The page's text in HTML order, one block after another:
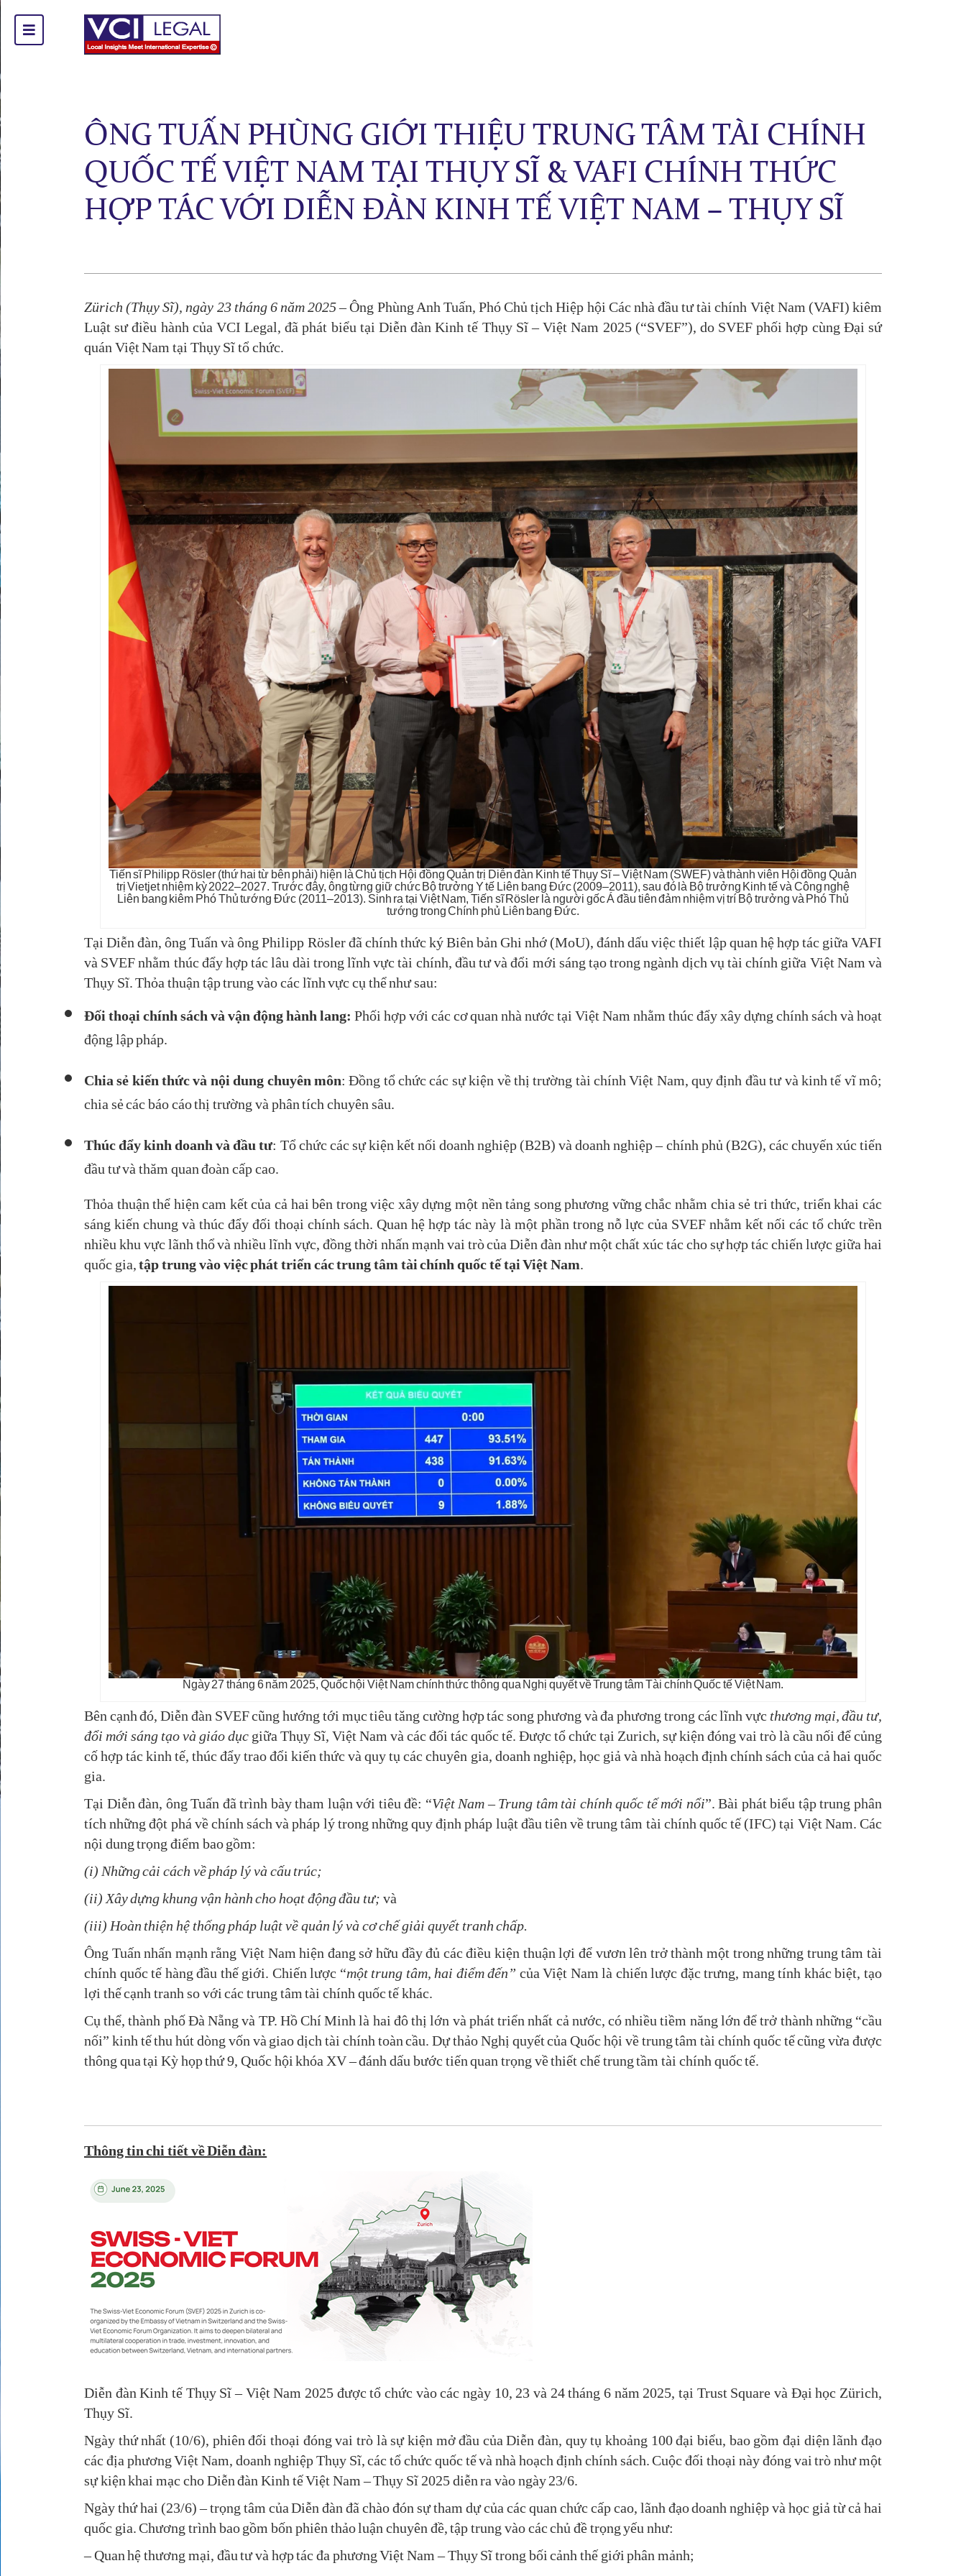
ÔNG TUẤN PHÙNG GIỚI THIỆU TRUNG TÂM TÀI CHÍNH
QUỐC TẾ VIỆT NAM TẠI THỤY SĨ & VAFI CHÍNH THỨC
HỢP TÁC VỚI DIỄN ĐÀN KINH TẾ VIỆT NAM – THỤY SĨ
Zürich (Thụy Sĩ), ngày 23 tháng 6 năm 2025– Ông Phùng Anh Tuấn, Phó Chủ tịch Hiệp hội Các nhà đầu tư tài chính Việt Nam (VAFI) kiêm
Luật sư điều hành của VCI Legal, đã phát biểu tại Diễn đàn Kinh tế Thụy Sĩ – Việt Nam 2025 (“SVEF”), do SVEF phối hợp cùng Đại sứ
quán Việt Nam tại Thụy Sĩ tổ chức.
Tiến sĩ Philipp Rösler (thứ hai từ bên phải) hiện là Chủ tịch Hội đồng Quản trị Diễn đàn Kinh tế Thụy Sĩ – Việt Nam (SWEF) và thành viên Hội đồng Quản
trị Vietjet nhiệm kỳ 2022–2027. Trước đây, ông từng giữ chức Bộ trưởng Y tế Liên bang Đức (2009–2011), sau đó là Bộ trưởng Kinh tế và Công nghệ
Liên bang kiêm Phó Thủ tướng Đức (2011–2013). Sinh ra tại Việt Nam, Tiến sĩ Rösler là người gốc Á đầu tiên đảm nhiệm vị trí Bộ trưởng và Phó Thủ
tướng trong Chính phủ Liên bang Đức.
Tại Diễn đàn, ông Tuấn và ông Philipp Rösler đã chính thức ký Biên bản Ghi nhớ (MoU), đánh dấu việc thiết lập quan hệ hợp tác giữa VAFI
và SVEF nhằm thúc đẩy hợp tác lâu dài trong lĩnh vực tài chính, đầu tư và đổi mới sáng tạo trong ngành dịch vụ tài chính giữa Việt Nam và
Thụy Sĩ. Thỏa thuận tập trung vào các lĩnh vực cụ thể như sau:
Đối thoại chính sách và vận động hành lang: Phối hợp với các cơ quan nhà nước tại Việt Nam nhằm thúc đẩy xây dựng chính sách và hoạt
động lập pháp.
Chia sẻ kiến thức và nội dung chuyên môn: Đồng tổ chức các sự kiện về thị trường tài chính Việt Nam, quy định đầu tư và kinh tế vĩ mô;
chia sẻ các báo cáo thị trường và phân tích chuyên sâu.
Thúc đẩy kinh doanh và đầu tư: Tổ chức các sự kiện kết nối doanh nghiệp (B2B) và doanh nghiệp – chính phủ (B2G), các chuyến xúc tiến
đầu tư và thăm quan đoàn cấp cao.
Thỏa thuận thể hiện cam kết của cả hai bên trong việc xây dựng một nền tảng song phương vững chắc nhằm chia sẻ tri thức, triển khai các
sáng kiến chung và thúc đẩy đối thoại chính sách. Quan hệ hợp tác này là một phần trong nỗ lực của SVEF nhằm kết nối các tổ chức trền
nhiều khu vực lãnh thổ và nhiều lĩnh vực, đồng thời nhấn mạnh vai trò của Diễn đàn như một chất xúc tác cho sự hợp tác chiến lược giữa hai
quốc gia,tập trung vào việc phát triển các trung tâm tài chính quốc tế tại Việt Nam.
Ngày 27 tháng 6 năm 2025, Quốc hội Việt Nam chính thức thông qua Nghị quyết về Trung tâm Tài chính Quốc tế Việt Nam.
Bên cạnh đó, Diễn đàn SVEF cũng hướng tới mục tiêu tăng cường hợp tác song phương và đa phương trong các lĩnh vực thương mại, đầu tư,
đổi mới sáng tạo và giáo dục giữa Thụy Sĩ, Việt Nam và các đối tác quốc tế. Được tổ chức tại Zurich, sự kiện đóng vai trò là cầu nối để củng
cố hợp tác kinh tế, thúc đẩy trao đổi kiến thức và quy tụ các chuyên gia, doanh nghiệp, học giả và nhà hoạch định chính sách của cả hai quốc
gia.
Tại Diễn đàn, ông Tuấn đã trình bày tham luận với tiêu đề: “Việt Nam – Trung tâm tài chính quốc tế mới nổi”. Bài phát biểu tập trung phân
tích những đột phá về chính sách và pháp lý trong những quy định pháp luật đầu tiên về trung tâm tài chính quốc tế (IFC) tại Việt Nam. Các
nội dung trọng điểm bao gồm:
(i) Những cải cách về pháp lý và cấu trúc;
(ii) Xây dựng khung vận hành cho hoạt động đầu tư; và
(iii) Hoàn thiện hệ thống pháp luật về quản lý và cơ chế giải quyết tranh chấp.
Ông Tuấn nhấn mạnh rằng Việt Nam hiện đang sở hữu đầy đủ các điều kiện thuận lợi để vươn lên trở thành một trong những trung tâm tài
chính quốc tế hàng đầu thế giới. Chiến lược “một trung tâm, hai điểm đến” của Việt Nam là chiến lược đặc trưng, mang tính khác biệt, tạo
lợi thế cạnh tranh so với các trung tâm tài chính quốc tế khác.
Cụ thể, thành phố Đà Nẵng và TP. Hồ Chí Minh là hai đô thị lớn và phát triển nhất cả nước, có nhiều tiềm năng lớn để trở thành những “cầu
nối” kinh tế thu hút dòng vốn và giao dịch tài chính toàn cầu. Dự thảo Nghị quyết của Quốc hội về trung tâm tài chính quốc tế cũng vừa được
thông qua tại Kỳ họp thứ 9, Quốc hội khóa XV – đánh dấu bước tiến quan trọng về thiết chế trung tầm tài chính quốc tế.
Thông tin chi tiết về Diễn đàn:
Diễn đàn Kinh tế Thụy Sĩ – Việt Nam 2025 được tổ chức vào các ngày 10, 23 và 24 tháng 6 năm 2025, tại Trust Square và Đại học Zürich,
Thụy Sĩ.
Ngày thứ nhất (10/6), phiên đối thoại đóng vai trò là sự kiện mở đầu của Diễn đàn, quy tụ khoảng 100 đại biểu, bao gồm đại diện lãnh đạo
các địa phương Việt Nam, doanh nghiệp Thụy Sĩ, các tổ chức quốc tế và nhà hoạch định chính sách. Cuộc đối thoại này đóng vai trò như một
sự kiện khai mạc cho Diễn đàn Kinh tế Việt Nam – Thụy Sĩ 2025 diễn ra vào ngày 23/6.
Ngày thứ hai (23/6) – trọng tâm của Diễn đàn đã chào đón sự tham dự của các quan chức cấp cao, lãnh đạo doanh nghiệp và học giả từ cả hai
quốc gia. Chương trình bao gồm bốn phiên thảo luận chuyên đề, tập trung vào các chủ đề trọng yếu như:
– Quan hệ thương mại, đầu tư và hợp tác đa phương Việt Nam – Thụy Sĩ trong bối cảnh thế giới phân mảnh;